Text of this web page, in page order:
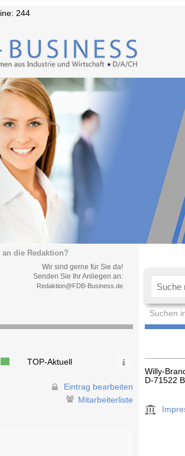
244
die Redaktion?
Wir sind gerne für Sie da!
Senden Sie Ihr Anliegen an:
Redaktion@FDB-Business.de
Suchen
TOP-Aktuell
Eintrag bearbeiten
Mitarbeiterliste
Willy-
D-71522